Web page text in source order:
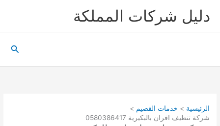
دليل شركات المملكة
الرئيسية
خدمات القصيم
شركة تنظيف افران بالبكيرية 0580386417